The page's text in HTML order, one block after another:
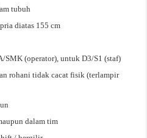
tubuh
diatas 155 cm
(operator), untuk D3/S1 (staf)
rohani tidak cacat fisik (terlampir
dalam tim